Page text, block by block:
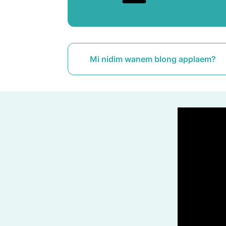
Mi nidim wanem blong applaem?